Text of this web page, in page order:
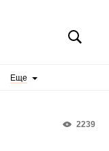
Еще
2239